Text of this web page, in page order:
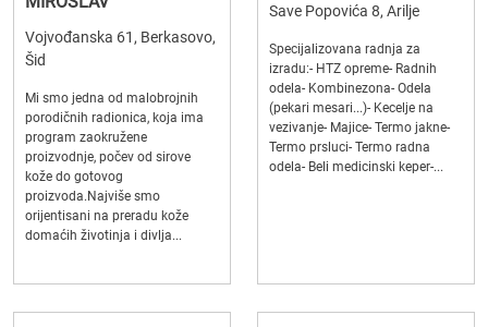
Vojvođanska 61, Berkasovo,
Šid
Mi smo jedna od malobrojnih
porodičnih radionica, koja ima
program zaokružene
proizvodnje, počev od sirove
kože do gotovog
proizvoda.Najviše smo
orijentisani na preradu kože
domaćih životinja i divlja...
Save Popovića 8, Arilje
Specijalizovana radnja za
izradu:- HTZ opreme- Radnih
odela- Kombinezona- Odela
(pekari mesari...)- Kecelje na
vezivanje- Majice- Termo jakne-
Termo prsluci- Termo radna
odela- Beli medicinski keper-...